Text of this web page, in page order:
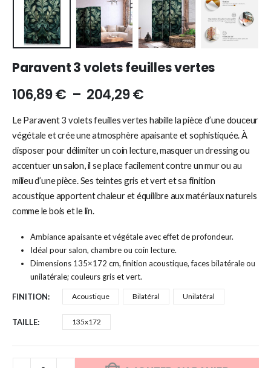
Paravent 3 volets feuilles vertes
106,89€ – 204,29€
Le Paravent 3 volets feuilles vertes habille la pièce d’une douceur
végétale et crée une atmosphère apaisante et sophistiquée. À
disposer pour délimiter un coin lecture, masquer un dressing ou
accentuer un salon, il se place facilement contre un mur ou au
milieu d’une pièce. Ses teintes gris et vert et sa finition
acoustique apportent chaleur et équilibre aux matériaux naturels
comme le bois et le lin.
Ambiance apaisante et végétale avec effet de profondeur.
Idéal pour salon, chambre ou coin lecture.
Dimensions 135×172 cm, finition acoustique, faces bilatérale ou
unilatérale; couleurs gris et vert.
FINITION Acoustique Bilatéral Unilatéral
TAILLE 135x172